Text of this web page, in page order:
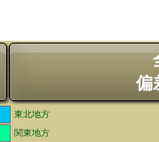
偏
東北地方
関東地方